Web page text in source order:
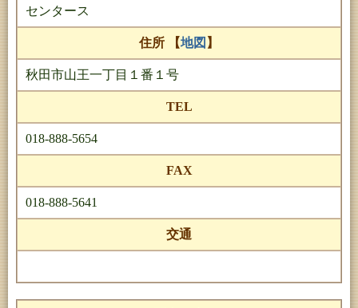
センタース
住所 【地図 】
秋田市山王一丁目１番１号
TEL
018-888-5654
FAX
018-888-5641
交通